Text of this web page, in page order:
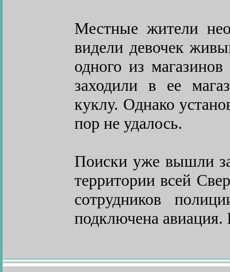
Местные жители
видели девочек
одного из
заходили в ее
куклу. Однако
пор не удалось.
Поиски уже вышли
территории всей
сотрудников
подключена